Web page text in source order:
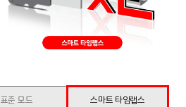
표준 모드
스마트 타임랩스